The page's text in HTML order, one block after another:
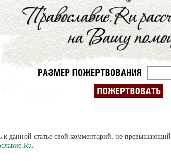
к данной статье свой комментарий, не
.